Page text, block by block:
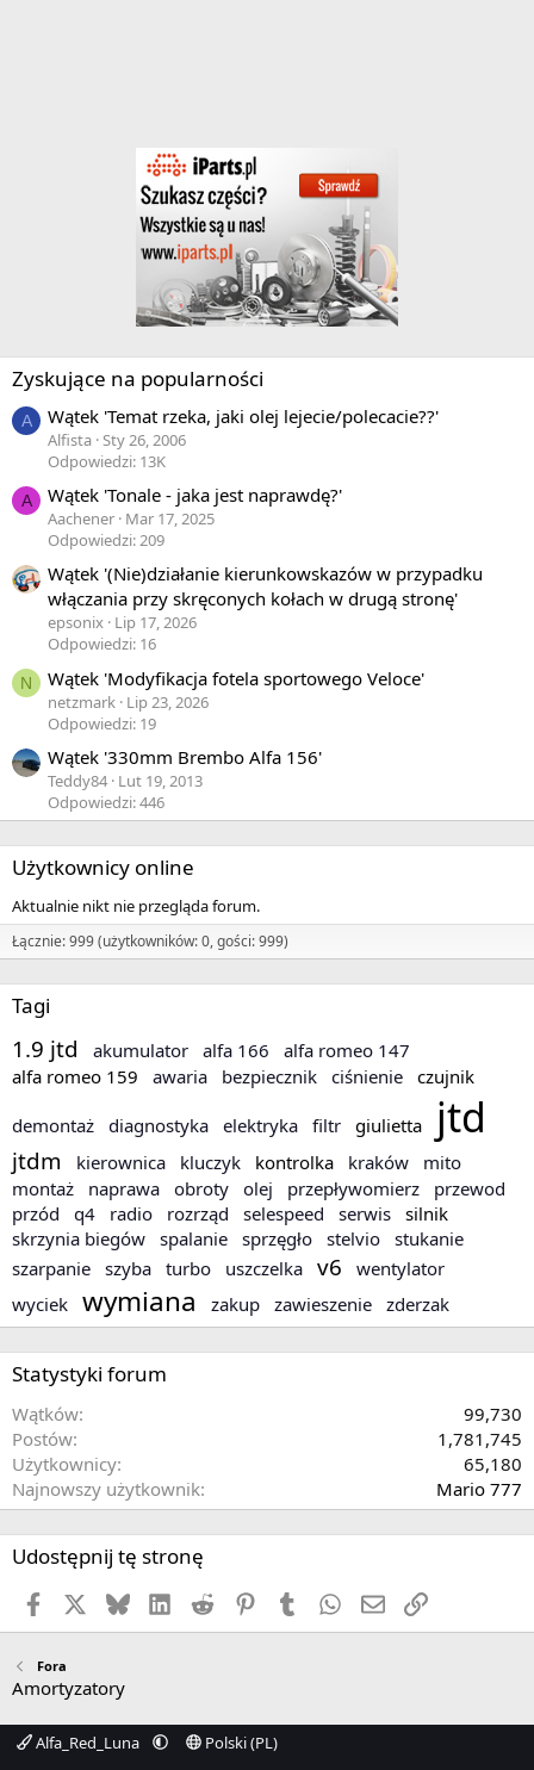
Zyskujące na popularności
A Wątek 'Temat rzeka, jaki olej lejecie/polecacie??'
Alfista Sty 26, 2006
Odpowiedzi: 13K
A Wątek 'Tonale - jaka jest naprawdę?'
Aachener Mar 17, 2025
Odpowiedzi: 209
Wątek '(Nie)działanie kierunkowskazów w przypadku
włączania przy skręconych kołach w drugą stronę'
epsonix Lip 17, 2026
Odpowiedzi: 16
N Wątek 'Modyfikacja fotela sportowego Veloce'
netzmark Lip 23, 2026
Odpowiedzi: 19
Wątek '330mm Brembo Alfa 156'
Teddy84 Lut 19, 2013
Odpowiedzi: 446
Użytkownicy online
Aktualnie nikt nie przegląda forum.
Łącznie: 999 (użytkowników: 0, gości: 999)
Tagi
1.9 jtd akumulator alfa 166
alfa romeo 147
alfa romeo 159
awaria bezpiecznik ciśnienie czujnik
demontaż diagnostyka elektryka filtr giulietta jtd
jtdm kierownica kluczyk kontrolka kraków
mito
montaż
naprawa obroty olej przepływomierz
przewod
przód
q4 radio rozrząd selespeed serwis silnik
skrzynia biegów spalanie sprzęgło stelvio stukanie
szarpanie szyba turbo uszczelka v6
wentylator
wyciek wymiana zakup zawieszenie zderzak
Statystyki forum
Wątków
99,730
Postów
1,781,745
Użytkownicy
65,180
Najnowszy użytkownik
Mario 777
Udostępnij tę stronę
Facebook BlueskyLinkedInReddit PinterestTumblr WhatsApp
EmailLink
Fora
Amortyzatory
Alfa_Red_Luna
Polski (PL)